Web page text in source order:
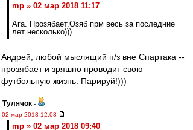
mp » 02 мар 2018 11:17
Ага. Прозябает.Озяб прм весь за последние
лет несколько)))
Андрей, любой мыслящий п/з вне Спартака --
прозябает и зряшно проводит свою
футбольную жизнь. Парируй!)))
Тулячок -
02 мар 2018 12:08
mp » 02 мар 2018 09:40